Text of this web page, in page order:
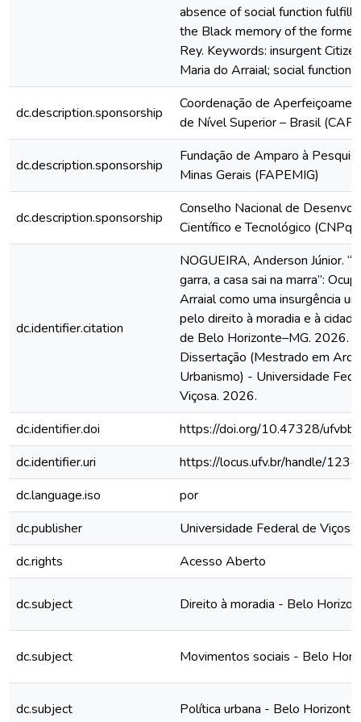
absence of social function
the Black memory of the former
Rey. Keywords: insurgent
Maria do Arraial; social function
dc.description.sponsorship
Coordenação de
de Nível Superior – Brasil
dc.description.sponsorship
Fundação de Amparo à
Minas Gerais (FAPEMIG)
dc.description.sponsorship
Conselho Nacional de
Científico e Tecnológico (CNPq)
dc.identifier.citation
NOGUEIRA, Anderson Júnior.
garra, a casa sai na marra”:
Arraial como uma insurgência
pelo direito à moradia e à
de Belo Horizonte–MG. 2026.
Dissertação (Mestrado em
Urbanismo) - Universidade
Viçosa. 2026.
dc.identifier.doi
https://doi.org/10.47328/
dc.identifier.uri
https://locus.ufv.br/handle/
dc.language.iso
por
dc.publisher
Universidade Federal de Viçosa
dc.rights
Acesso Aberto
dc.subject Direito à moradia - Belo
dc.subject Movimentos sociais - Belo
dc.subject Política urbana - Belo Horizonte